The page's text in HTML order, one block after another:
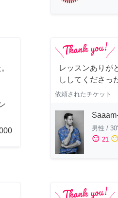
レッスンありが
ししてくださっ
依頼されたチケット
男性 /
sentiment_satisfied 21 sentiment_neutral